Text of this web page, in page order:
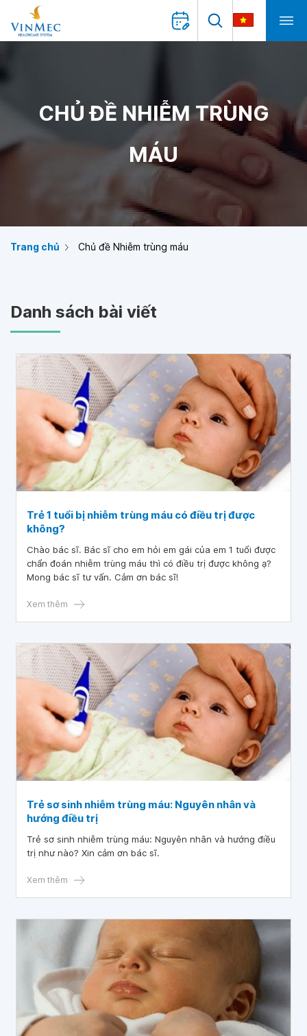
CHỦ ĐỀ NHIỄM TRÙNG
MÁU
Trang chủ Chủ đề Nhiễm trùng máu
Danh sách bài viết
Trẻ 1 tuổi bị nhiễm trùng máu có điều trị được
không?
Chào bác sĩ. Bác sĩ cho em hỏi em gái của em 1 tuổi được
chẩn đoán nhiễm trùng máu thì có điều trị được không ạ?
Mong bác sĩ tư vấn. Cảm ơn bác sĩ!
Xem thêm
Trẻ sơ sinh nhiễm trùng máu: Nguyên nhân và
hướng điều trị
Trẻ sơ sinh nhiễm trùng máu: Nguyên nhân và hướng điều
trị như nào? Xin cảm ơn bác sĩ.
Xem thêm